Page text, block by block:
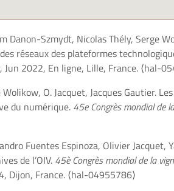
Danon-Szmydt, Nicolas Thély, Serge
réseaux des plateformes
, Jun 2022, En ligne, Lille, France. ⟨hal-
O. Jacquet, Jacques Gautier.
du numérique. 45e Congrès mondial de
Fuentes Espinoza, Olivier Jacquet,
de l’OIV. 45è Congrès mondial de la
Dijon, France. ⟨hal-04955786⟩